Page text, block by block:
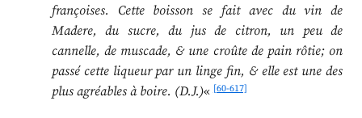
françoises. Cette boisson se fait avec du vin de
Madere, du sucre, du jus de citron, un peu de
cannelle, de muscade, & une croûte de pain rôtie; on
passé cette liqueur par un linge fin, & elle est une des
plus agréables à boire. (D.J.)«[60-617]